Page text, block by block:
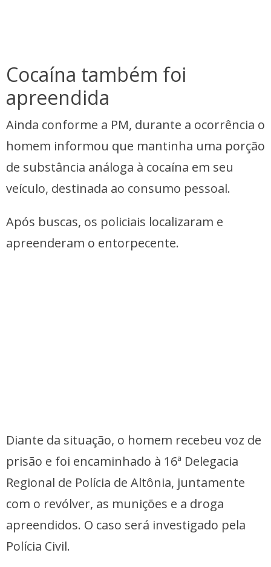
Cocaína também foi
apreendida
Ainda conforme a PM, durante a ocorrência o
homem informou que mantinha uma porção
de substância análoga à cocaína em seu
veículo, destinada ao consumo pessoal.
Após buscas, os policiais localizaram e
apreenderam o entorpecente.
Diante da situação, o homem recebeu voz de
prisão e foi encaminhado à 16ª Delegacia
Regional de Polícia de Altônia, juntamente
com o revólver, as munições e a droga
apreendidos. O caso será investigado pela
Polícia Civil.